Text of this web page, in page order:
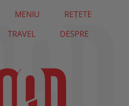
MENIU
REȚETE
TRAVEL DESPRE